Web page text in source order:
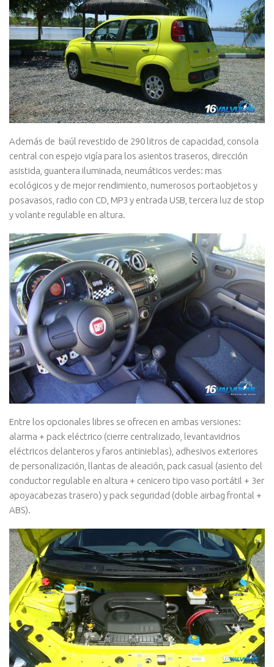
Además de baúl revestido de 290 litros de capacidad, consola
central con espejo vigía para los asientos traseros, dirección
asistida, guantera iluminada, neumáticos verdes: mas
ecológicos y de mejor rendimiento, numerosos portaobjetos y
posavasos, radio con CD, MP3 y entrada USB, tercera luz de stop
y volante regulable en altura.
Entre los opcionales libres se ofrecen en ambas versiones:
alarma + pack eléctrico (cierre centralizado, levantavidrios
eléctricos delanteros y faros antinieblas), adhesivos exteriores
de personalización, llantas de aleación, pack casual (asiento del
conductor regulable en altura + cenicero tipo vaso portátil + 3er
apoyacabezas trasero) y pack seguridad (doble airbag frontal +
ABS).